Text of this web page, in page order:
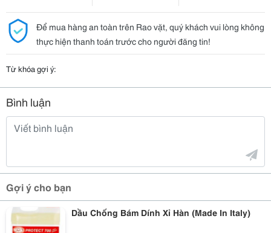
Để mua hàng an toàn trên Rao vặt, quý khách vui lòng không
thực hiện thanh toán trước cho người đăng tin!
Từ khóa gợi ý:
Bình luận
Gợi ý cho bạn
Dầu Chống Bám Dính Xỉ Hàn (Made In Italy)